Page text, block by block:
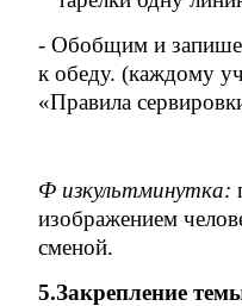
- Обобщим и
к обеду. (каждому
«Правила
Ф изкультминутка:
изображением
сменой.
5.Закрепление